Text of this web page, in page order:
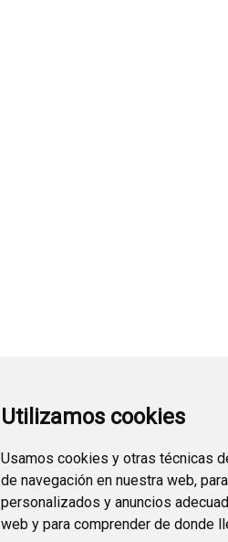
Utilizamos cookies
Usamos cookies y otras técnicas
de navegación en nuestra web,
personalizados y anuncios
web y para comprender de donde